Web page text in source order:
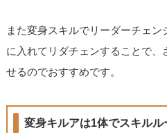
また変身スキルでリーダーチェ
に入れてリダチェンすることで、
せるのでおすすめです。
変身キルアは1体でスキルル